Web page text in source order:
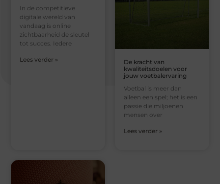
In de competitieve
digitale wereld van
vandaag is online
zichtbaarheid de sleutel
tot succes. Iedere
Lees verder »
De kracht van
kwaliteitsdoelen voor
jouw voetbalervaring
Voetbal is meer dan
alleen een spel; het is een
passie die miljoenen
mensen over
Lees verder »